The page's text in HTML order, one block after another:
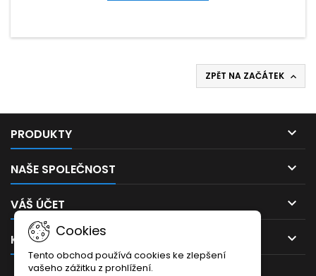
ZPĚT NA ZAČÁTEK 
PRODUKTY 
NAŠE SPOLEČNOST 
VÁŠ ÚČET 
KONTAKT 
Cookies
Tento obchod používá cookies ke zlepšení
vašeho zážitku z prohlížení.